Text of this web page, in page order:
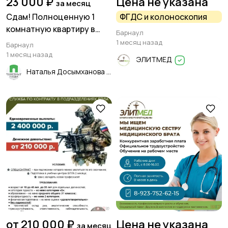
за месяц
Сдам! Полноценную 1
комнатную квартиру в
Центре Барнаула!
Барнаул
1 месяц назад
Наталья Досымханова
ФГДС и колоноскопия
Барнаул
1 месяц назад
ЭЛИТМЕД
от 210 000 ₽ за месяц Цена не указана